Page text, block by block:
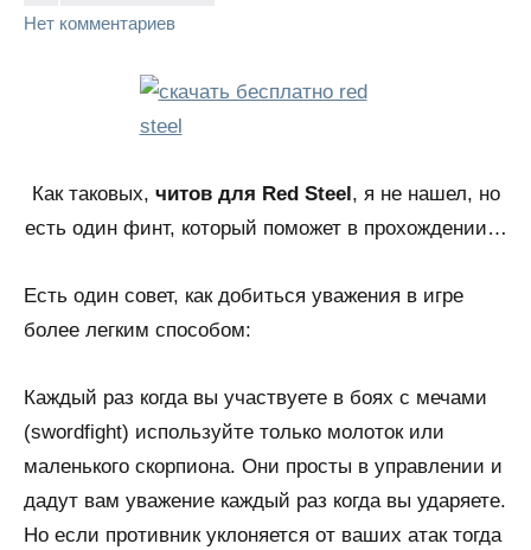
Нет комментариев
Как таковых, читов для Red Steel, я не нашел, но
есть один финт, который поможет в прохождении…
Есть один совет, как добиться уважения в игре
более легким способом:
Каждый раз когда вы участвуете в боях с мечами
(swordfight) используйте только молоток или
маленького скорпиона. Они просты в управлении и
дадут вам уважение каждый раз когда вы ударяете.
Но если противник уклоняется от ваших атак тогда